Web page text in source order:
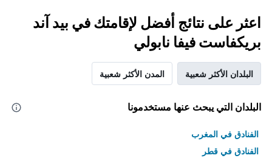
اعثر على نتائج أفضل لإقامتك في بيد آند
بريكفاست فيفا نابولي
البلدان الأكثر شعبية المدن الأكثر شعبية
البلدان التي يبحث عنها مستخدمونا
الفنادق في المغرب
الفنادق في قطر